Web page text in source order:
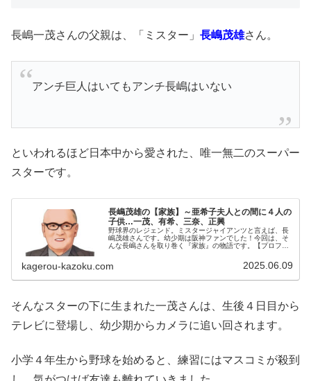
長嶋一茂さんの父親は、「ミスター」 長嶋茂雄さん。
アンチ巨人はいてもアンチ長嶋はいない
といわれるほど日本中から愛された、唯一無二のスーパー
スターです。
長嶋茂雄の【家族】～亜希子夫人との間に４人の
子供…一茂、有希、三奈、正興
野球界のレジェンド。ミスタージャイアンツと言えば、長
嶋茂雄さんです。幼少期は阪神ファンでした！今回は、そ
んな長嶋さんを取り巻く『家族』の物語です。【プロフィ
kagerou-kazoku.com 2025.06.09
そんなスターの下に生まれた一茂さんは、生後４日目から
テレビに登場し、幼少期からカメラに追い回されます。
小学４年生から野球を始めると、練習にはマスコミが殺到